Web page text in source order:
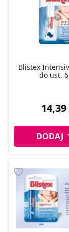
Blistex
do ust,
14,39